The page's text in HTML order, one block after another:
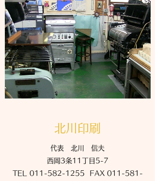
北川印刷
代表 北川 信夫
西岡3条11丁目5-7
TEL 011-582-1255 FAX 011-581-